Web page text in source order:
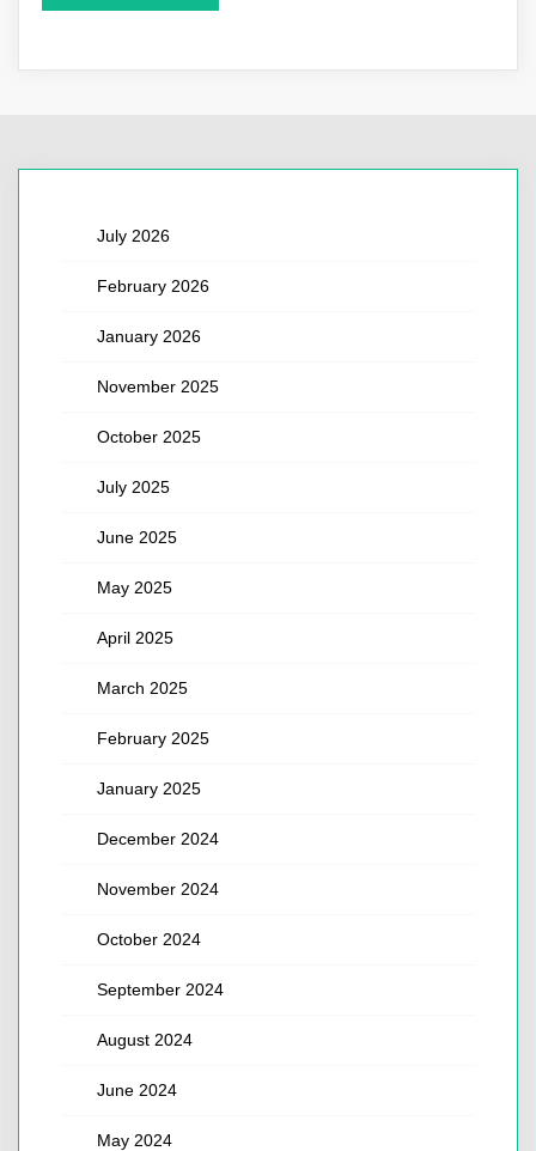
July 2026
February 2026
January 2026
November 2025
October 2025
July 2025
June 2025
May 2025
April 2025
March 2025
February 2025
January 2025
December 2024
November 2024
October 2024
September 2024
August 2024
June 2024
May 2024